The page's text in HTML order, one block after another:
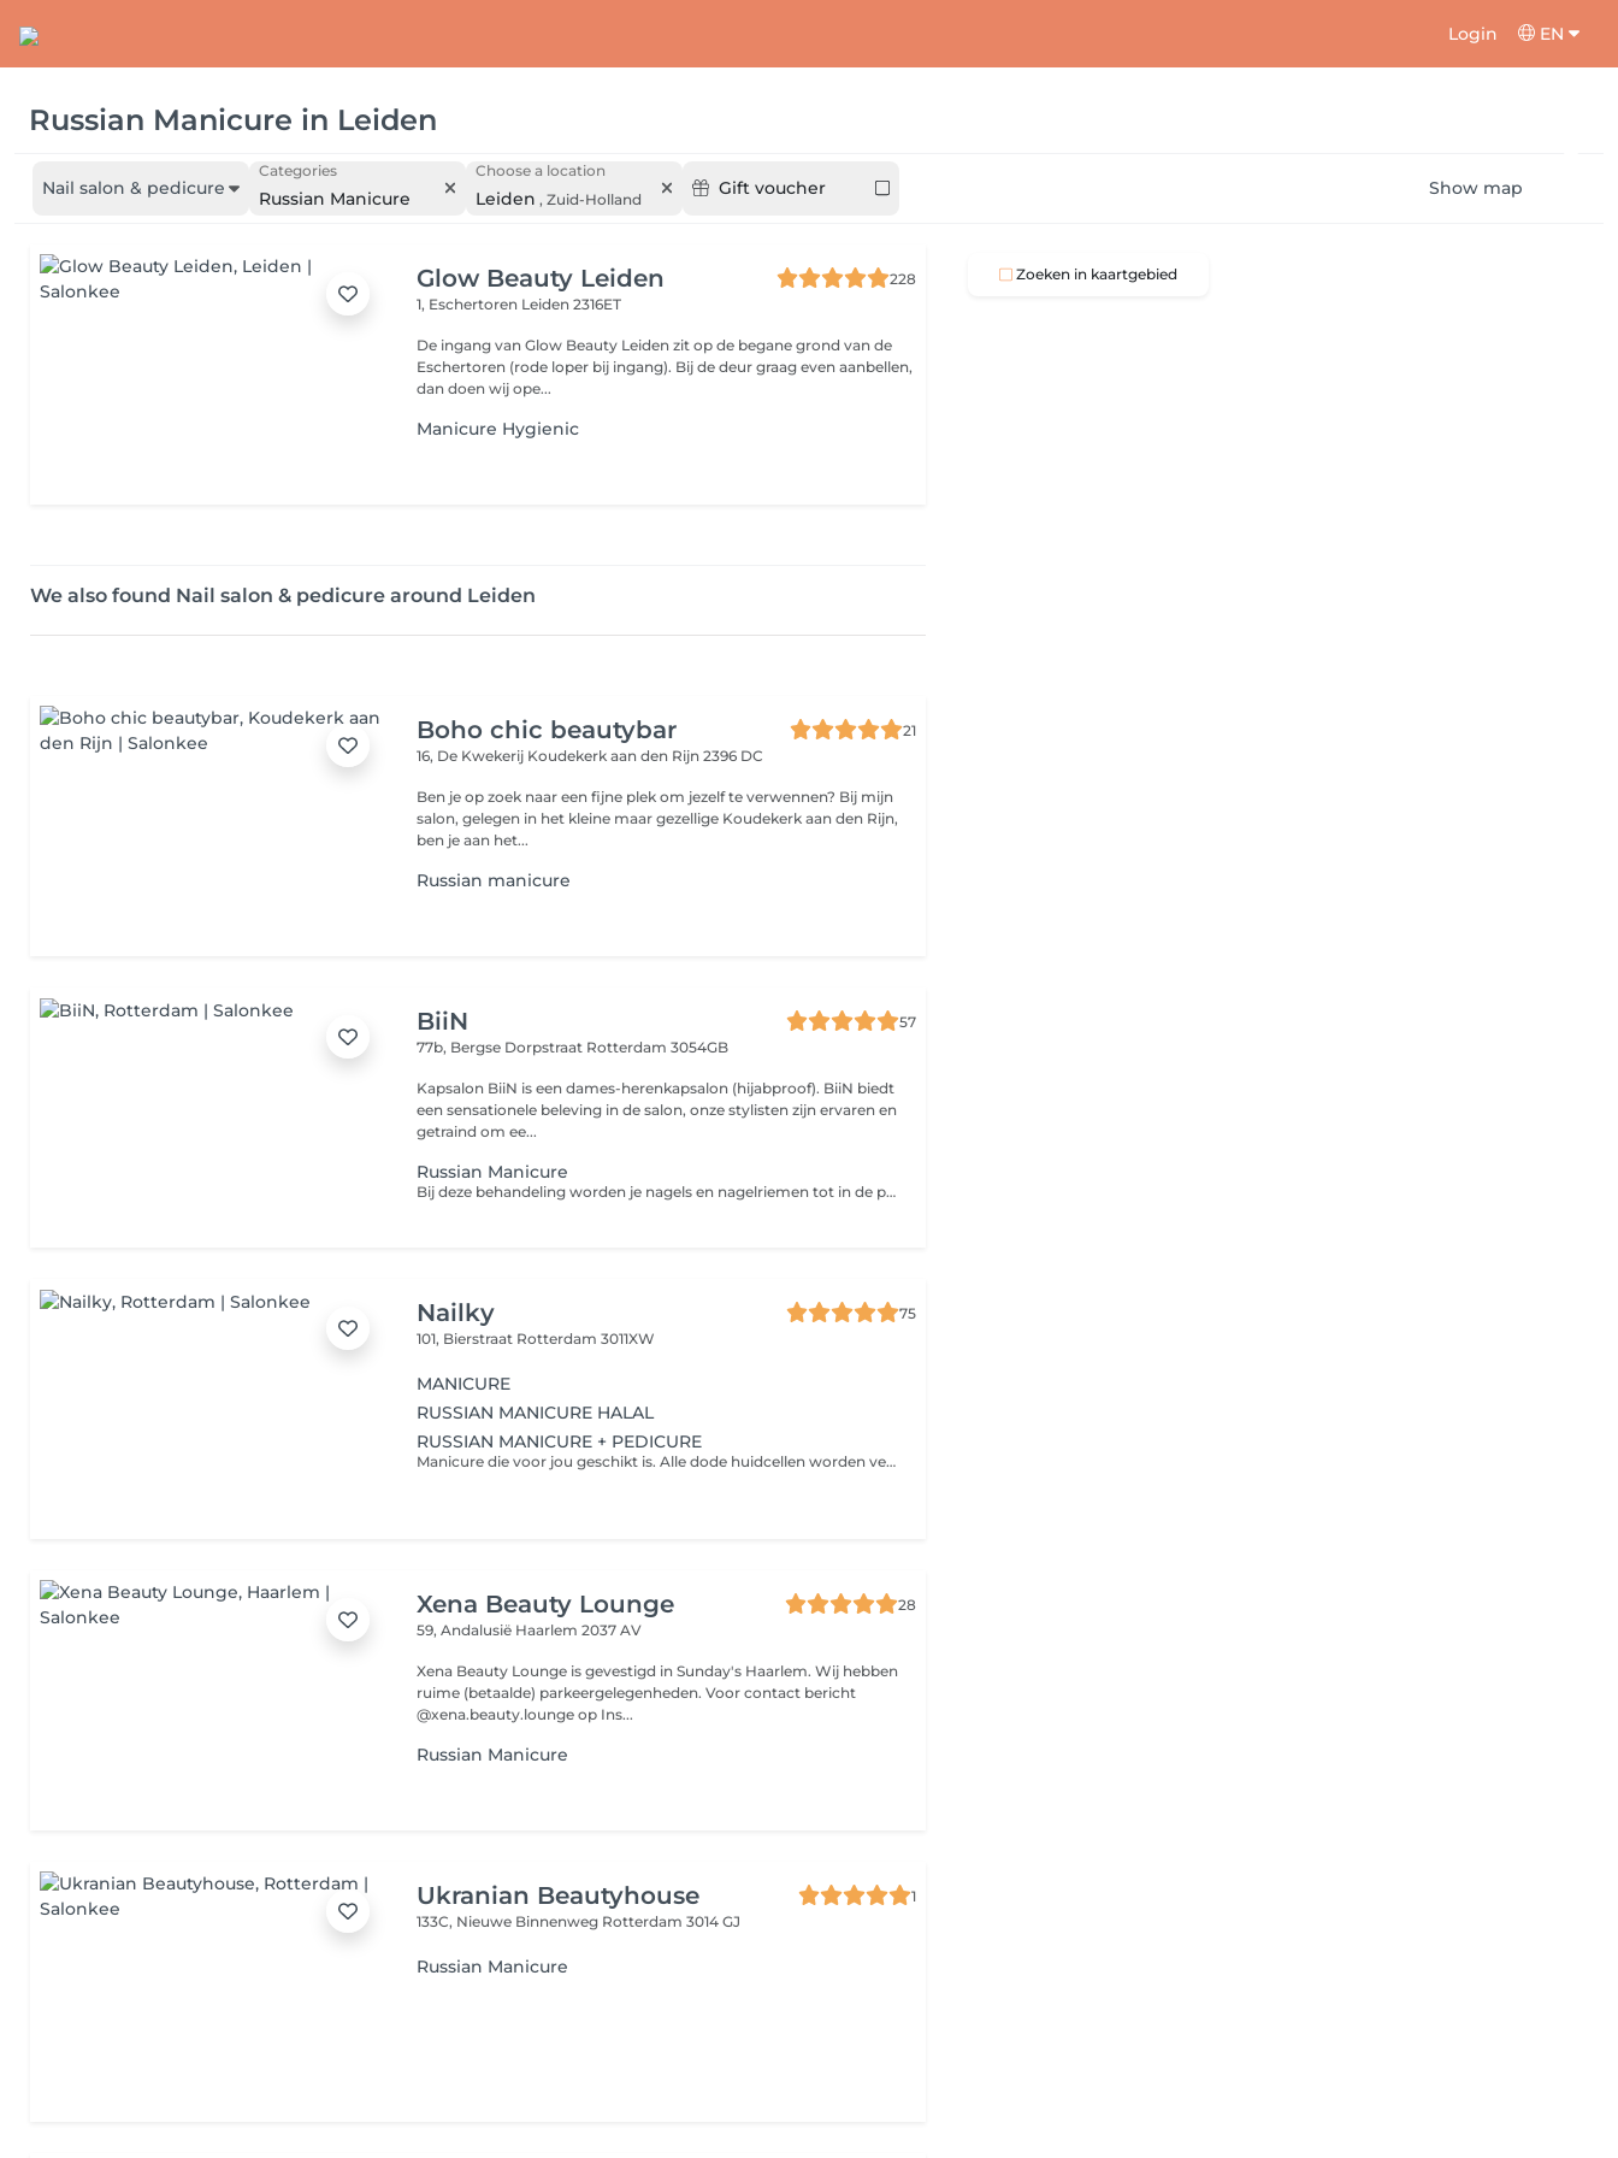
Login EN
Russian Manicure in Leiden
Nail salon & pedicure
Categories
Russian Manicure
Choose a location
Leiden , Zuid-Holland
Gift voucher Show map
Glow Beauty Leiden
228
1, Eschertoren Leiden 2316ET
De ingang van Glow Beauty Leiden zit op de begane grond van de
Eschertoren (rode loper bij ingang). Bij de deur graag even aanbellen,
dan doen wij ope...
Manicure Hygienic
We also found Nail salon & pedicure around Leiden
Boho chic beautybar
21
16, De Kwekerij Koudekerk aan den Rijn 2396 DC
Ben je op zoek naar een fijne plek om jezelf te verwennen? Bij mijn
salon, gelegen in het kleine maar gezellige Koudekerk aan den Rijn,
ben je aan het...
Russian manicure
BiiN
57
77b, Bergse Dorpstraat Rotterdam 3054GB
Kapsalon BiiN is een dames-herenkapsalon (hijabproof). BiiN biedt
een sensationele beleving in de salon, onze stylisten zijn ervaren en
getraind om ee...
Russian Manicure
Bij deze behandeling worden je nagels en nagelriemen tot in de puntjes verzorgd met de Russian manicure techniek. Hierbij gebruiken we een elektrische vijl om je nagelriemen veilig en zeer nauwkeurig te reinigen, wat zorgt voor een ultra strakke en verzorgde look.
Nailky
75
101, Bierstraat Rotterdam 3011XW
MANICURE
RUSSIAN MANICURE HALAL
RUSSIAN MANICURE + PEDICURE
Manicure die voor jou geschikt is. Alle dode huidcellen worden verwijderd. Inclusief intake. Er wordt gekeken naar de problemen die er spelen en deze worden, indien mogelijk, behandeld. Het gaat hier om ingegroeide teennagels, likdoorns, overtollig eelt.
Xena Beauty Lounge
28
59, Andalusië Haarlem 2037 AV
Xena Beauty Lounge is gevestigd in Sunday's Haarlem. Wij hebben
ruime (betaalde) parkeergelegenheden. Voor contact bericht
@xena.beauty.lounge op Ins...
Russian Manicure
Ukranian Beautyhouse
1
133C, Nieuwe Binnenweg Rotterdam 3014 GJ
Russian Manicure
Zoeken in kaartgebied